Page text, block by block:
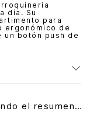
día. Su
para
ergonómico de
botón push de
el resumen…